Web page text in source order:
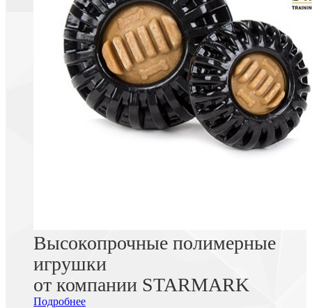
Высокопрочные полимерные
игрушки
от компании STARMARK
Подробнее